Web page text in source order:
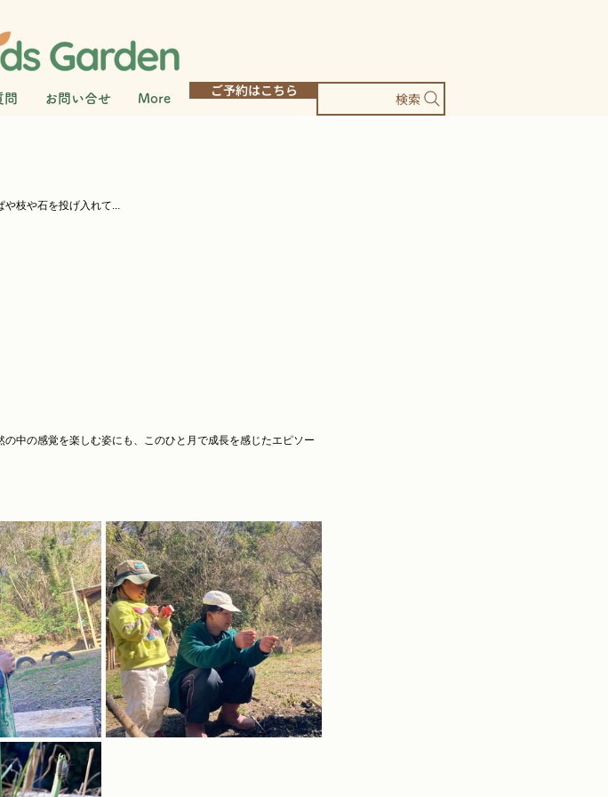
問 お問い合せ More ご予約はこちら 検索
や枝や石を投げ入れて...
中の感覚を楽しむ姿にも、このひと月で成長を感じたエピソー